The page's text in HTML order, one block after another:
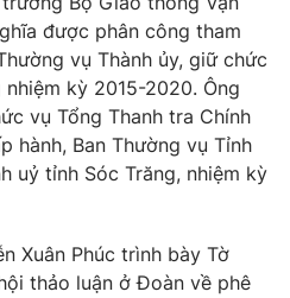
Podcast
Infographic
VTV Thể thao
được phân công tham
vụ Thành ủy, giữ chức
kỳ 2015-2020. Ông
vụ Tổng Thanh tra Chính
hành, Ban Thường vụ Tỉnh
uỷ tỉnh Sóc Trăng, nhiệm kỳ
Xuân Phúc trình bày Tờ
thảo luận ở Đoàn về phê